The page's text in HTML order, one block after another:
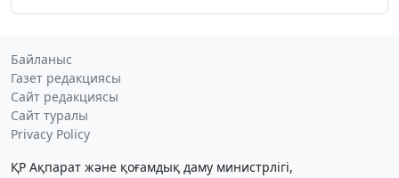
Байланыс
Газет редакциясы
Сайт редакциясы
Сайт туралы
Privacy Policy
ҚР Ақпарат және қоғамдық даму министрлігі,